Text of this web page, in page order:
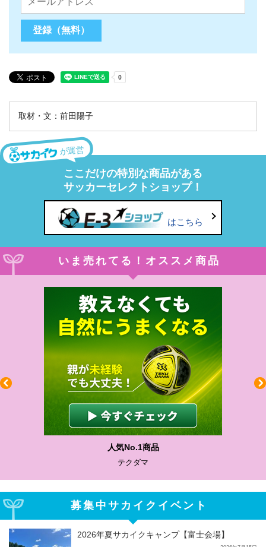
取材・文：前田陽子
が運営
ここだけの特別な商品がある
サッカーセレクトショップ！
はこちら
いま売れてる！オススメ商品
募集中サカイクイベント
2026年夏サカイクキャンプ【富士会場】